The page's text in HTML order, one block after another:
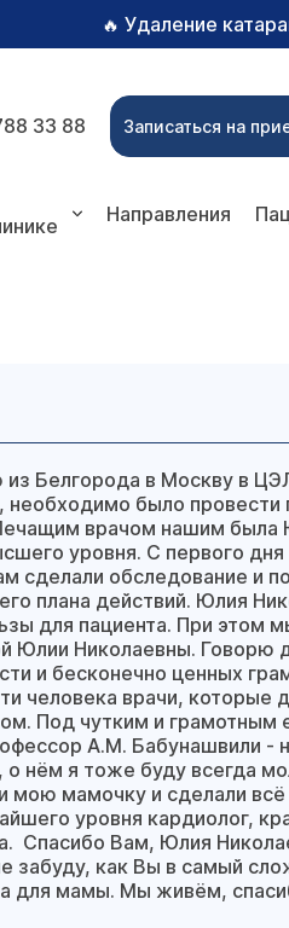
🔥 Удаление
33 88 Записаться на
Направления
Белгорода в Москву в
необходимо было
врачом нашим была
уровня. С первого дня
сделали обследование и
плана действий. Юлия
для пациента. При этом
Юлии Николаевны. Говорю
и бесконечно ценных
человека врачи,
Под чутким и
А.М. Бабунашвили -
нём я тоже буду всегда
мою мамочку и сделали
уровня кардиолог,
Вам, Юлия
как Вы в самый
для мамы. Мы живём,